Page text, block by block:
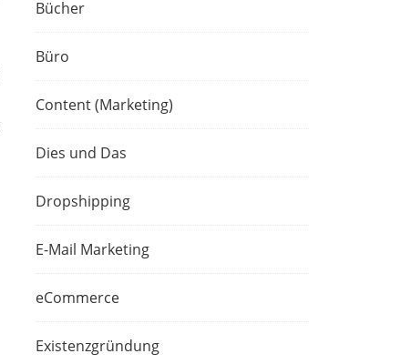
Bücher
Büro
Content (Marketing)
Dies und Das
Dropshipping
E-Mail Marketing
eCommerce
Existenzgründung